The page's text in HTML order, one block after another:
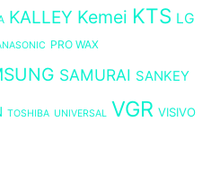
KALLEY Kemei KTS LG
PRO WAX
SAMURAI SANKEY
TOSHIBA UNIVERSAL VGR VISIVO